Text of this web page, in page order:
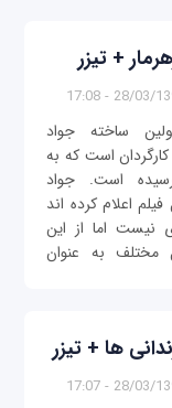
+ تیزر
28/03/1398 -
ساخته جواد
است که به
است. جواد
اعلام کرده اند
نیست اما از این
مختلف به عنوان
ها + تیزر
28/03/1398 -